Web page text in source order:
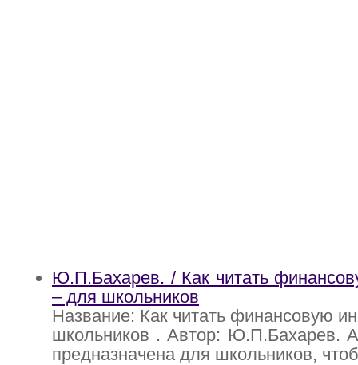
Ю.П.Бахарев. / Как читать
– для школьников
Название: Как читать финансовую
школьников . Автор: Ю.П.Бахарев.
предназначена для школьников,